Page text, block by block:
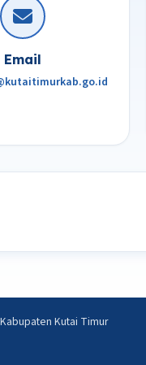
Email
Kutai Timur